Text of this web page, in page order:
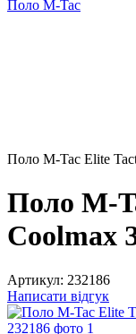
Поло M-Tac
Поло M-Tac Elite
Поло M-
Coolmax
Артикул: 232186
Написати відгук